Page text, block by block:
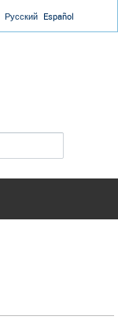
Русский Español